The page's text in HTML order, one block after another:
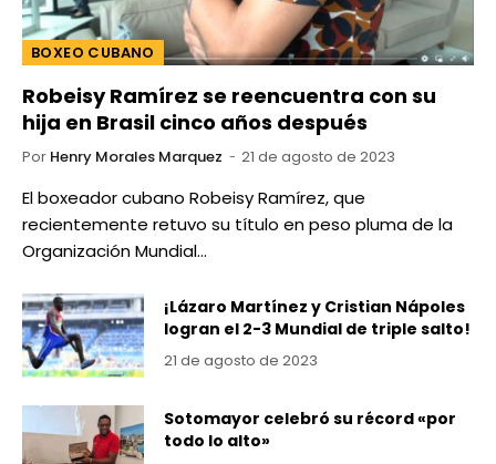
BOXEO CUBANO
Robeisy Ramírez se reencuentra con su
hija en Brasil cinco años después
Por Henry Morales Marquez 21 de agosto de 2023
El boxeador cubano Robeisy Ramírez, que
recientemente retuvo su título en peso pluma de la
Organización Mundial…
¡Lázaro Martínez y Cristian Nápoles
logran el 2-3 Mundial de triple salto!
21 de agosto de 2023
Sotomayor celebró su récord «por
todo lo alto»